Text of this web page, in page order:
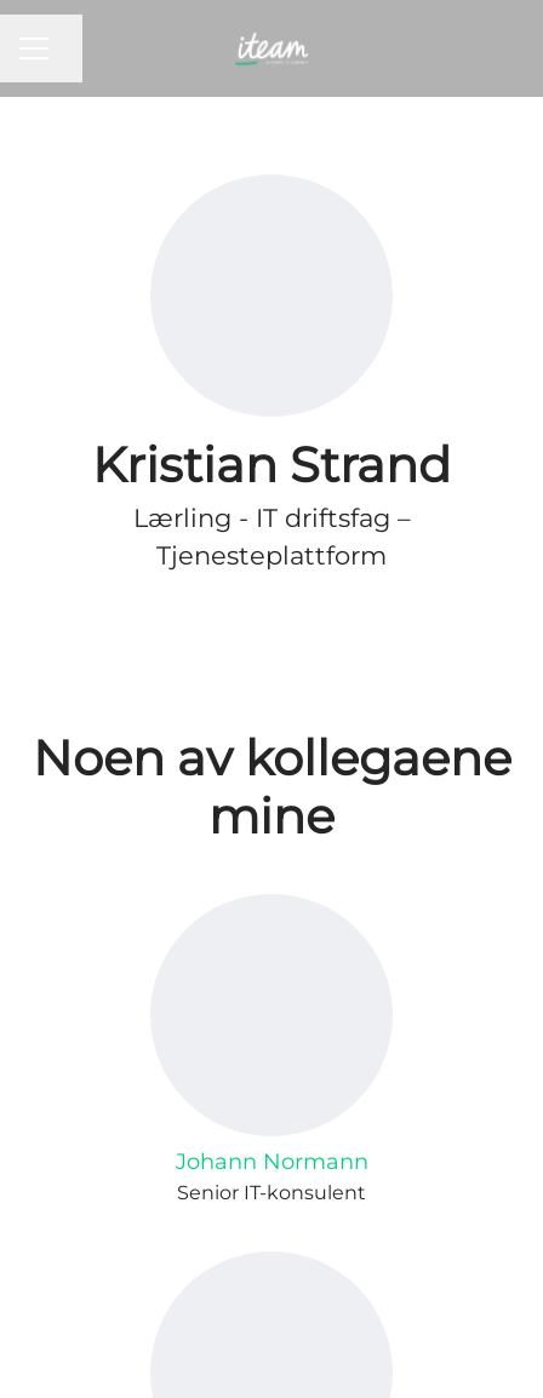
Kristian Strand
Lærling - IT driftsfag –
Tjenesteplattform
Noen av kollegaene
mine
Johann Normann
Senior IT-konsulent